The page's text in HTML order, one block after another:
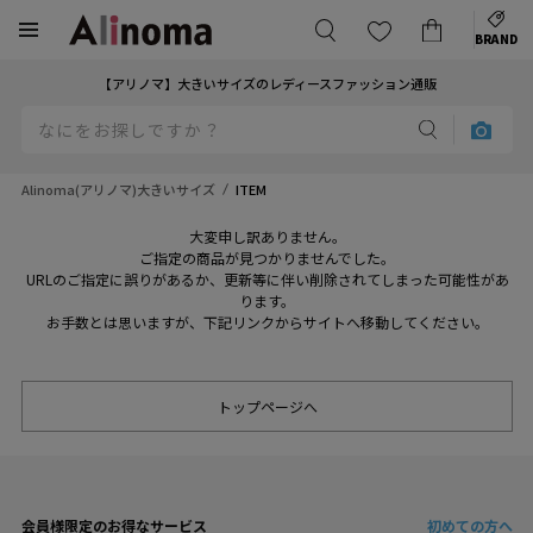
BRAND
【アリノマ】大きいサイズのレディースファッション通販
Alinoma(アリノマ)大きいサイズ ITEM
大変申し訳ありません。
ご指定の商品が見つかりませんでした。
URLのご指定に誤りがあるか、更新等に伴い削除されてしまった可能性があ
ります。
お手数とは思いますが、下記リンクからサイトへ移動してください。
トップページへ
会員様限定のお得なサービス 初めての方へ